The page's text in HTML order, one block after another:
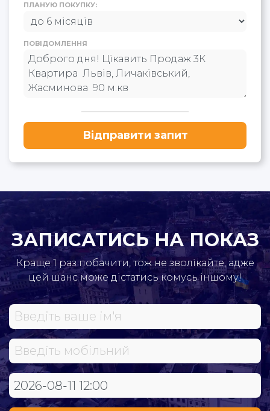
ПЛАНУЮ ПОКУПКУ:
ПОВІДОМЛЕННЯ
Відправити запит
ЗАПИСАТИСЬ НА ПОКАЗ
Краще 1 раз побачити, тож не зволікайте, адже
цей шанс може дістатись комусь іншому!